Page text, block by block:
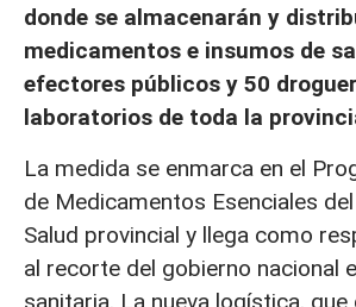
donde se almacenarán y
medicamentos e insumos de
efectores públicos y 50
laboratorios de toda la
La medida se enmarca en el
de Medicamentos Esenciales
Salud provincial y llega como
al recorte del gobierno nacional
sanitaria. La nueva logística,